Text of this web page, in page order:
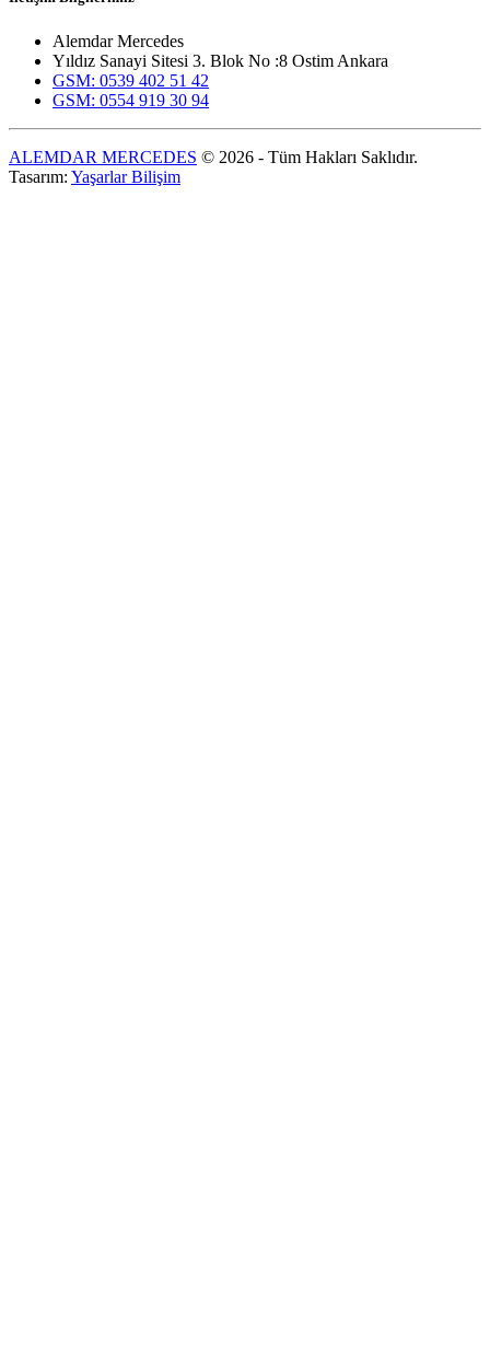
Alemdar Mercedes
Yıldız Sanayi Sitesi 3. Blok No :8 Ostim Ankara
GSM: 0539 402 51 42
GSM: 0554 919 30 94
ALEMDAR MERCEDES © 2026 - Tüm Hakları Saklıdır.
Tasarım: Yaşarlar Bilişim